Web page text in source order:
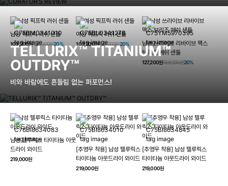
남성 픽프릭 러쉬 샌들
103,200원129,000원20%
여성 픽프릭 러쉬 샌들
103,200원129,000원20%
남성 쓰라이브 리바이브 맥스
브리즈 메쉬 샌들
127,200원159,000원20%
TELLURIX™ TITANIUM™
OUTDRY™
비와 바람에도 흔들림 없는 퍼포먼스!
남성 텔루릭스 타이타늄 아웃
드라이 와이드
219,000원
[추영우 착용] 남성 텔루릭스
타이타늄 아웃드라이 와이드
219,000원
[추영우 착용] 남성 텔루릭스
타이타늄 아웃드라이 와이드
219,000원
HIKING
컬럼비아와 함께 일상을 벗어나
하이킹, 트레킹 등 아웃도어 활동을 즐겨보세요.